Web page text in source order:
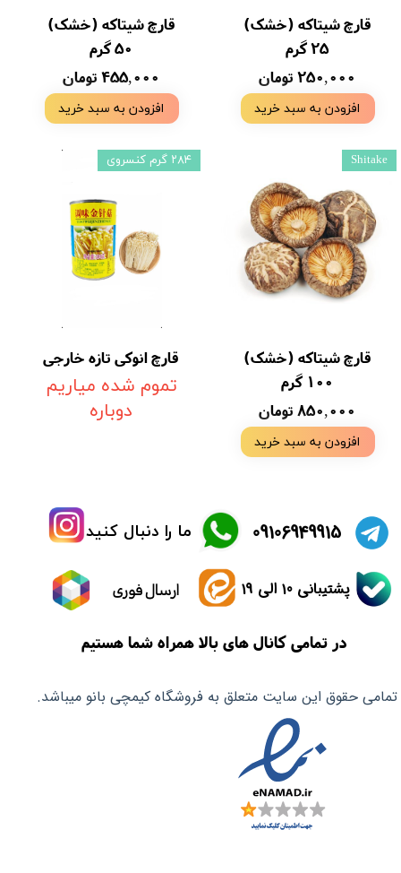
قارچ شیتاکه (خشک)
25 گرم
۲۵۰,۰۰۰ تومان
افزودن به سبد خرید
قارچ شیتاکه (خشک)
50 گرم
۴۵۵,۰۰۰ تومان
افزودن به سبد خرید
قارچ شیتاکه (خشک)
100 گرم
۸۵۰,۰۰۰ تومان
افزودن به سبد خرید
Shitake
قارچ انوکی تازه خارجی
تموم شده میاریم
دوباره
۲۸۴ گرم کنسروی
تمامی حقوق این سایت متعلق به فروشگاه کیمچی بانو میباشد.
ما را دنبال کنید ​09106949915
ارسال فوری پشتیبانی 10 الی 19
در تمامی کانال های بالا همراه شما هستیم